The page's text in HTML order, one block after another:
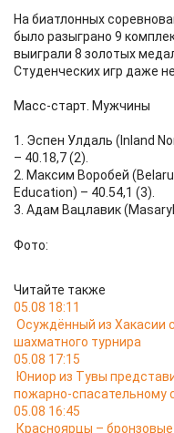
На биатлонных
было разыграно 9
выиграли 8 золотых
Студенческих игр даже
Масс-старт. Мужчины
1. Эспен Улдаль (Inland
– 40.18,7 (2).
2. Максим Воробей
Education) – 40.54,1 (3).
3. Адам Вацлавик
Фото:
Читайте также
05.08 18:11
Осуждённый из Хакасии
шахматного турнира
05.08 17:15
Юниор из Тувы
пожарно-спасательному
05.08 16:45
Красноярцы –